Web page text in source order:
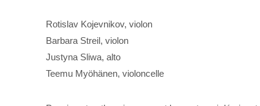
Rotislav Kojevnikov, violon
Barbara Streil, violon
Justyna Sliwa, alto
Teemu Myöhänen, violoncelle